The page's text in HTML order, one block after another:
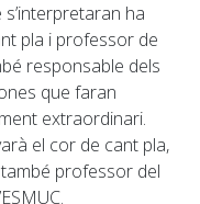
ha
pla i professor de
responsable dels
que faran
extraordinari.
el cor de cant pla,
també professor del